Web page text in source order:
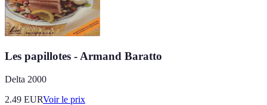
Les papillotes - Armand Baratto
Delta 2000
2.49 EURVoir le prix